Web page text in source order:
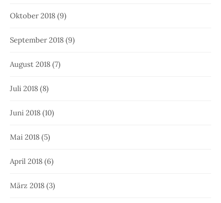
Oktober 2018 (9)
September 2018 (9)
August 2018 (7)
Juli 2018 (8)
Juni 2018 (10)
Mai 2018 (5)
April 2018 (6)
März 2018 (3)